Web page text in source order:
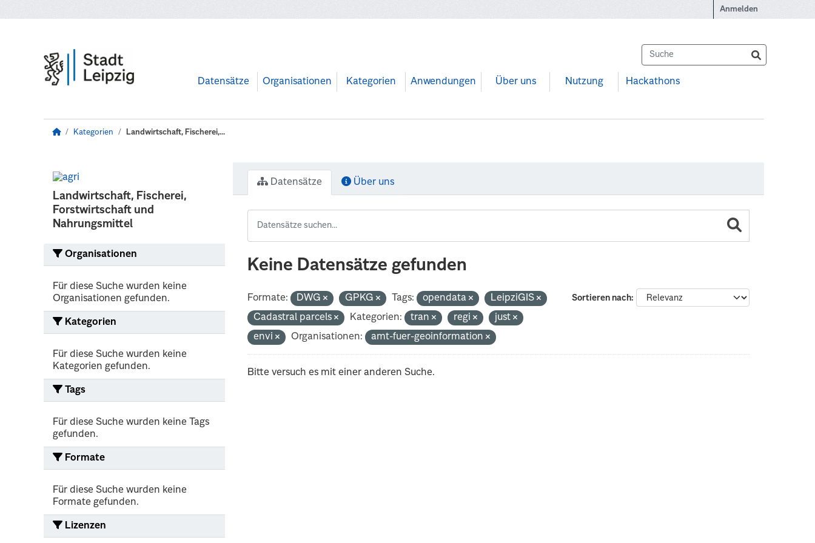
Anmelden
Datensätze Organisationen Kategorien Anwendungen Über uns Nutzung Hackathons
Kategorien Landwirtschaft, Fischerei,...
Landwirtschaft, Fischerei,
Forstwirtschaft und
Nahrungsmittel
Organisationen
Für diese Suche wurden keine
Organisationen gefunden.
Kategorien
Für diese Suche wurden keine
Kategorien gefunden.
Tags
Für diese Suche wurden keine Tags
gefunden.
Formate
Für diese Suche wurden keine
Formate gefunden.
Lizenzen
Datensätze Über uns
Keine Datensätze gefunden
Sortieren nach
Formate: DWG GPKG Tags: opendata
LeipziGIS
Cadastral parcels
Kategorien: tran regi
just
envi
Organisationen: amt-fuer-geoinformation
Bitte versuch es mit einer anderen Suche.